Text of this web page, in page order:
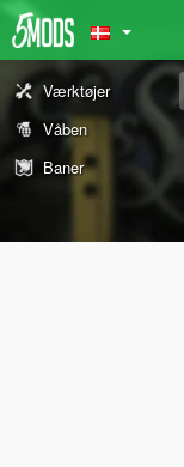
Værktøjer
Våben
Baner